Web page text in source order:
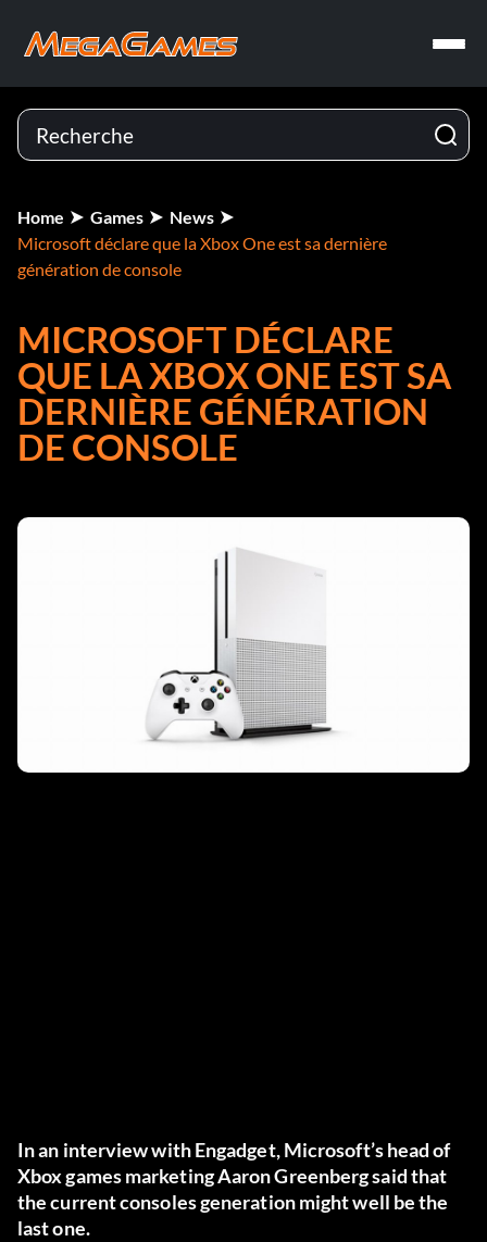
Home Games
News
Microsoft déclare que la Xbox One est sa dernière
génération de console
MICROSOFT DÉCLARE
QUE LA XBOX ONE EST SA
DERNIÈRE GÉNÉRATION
DE CONSOLE
In an interview with Engadget, Microsoft’s head of
Xbox games marketing Aaron Greenberg said that
the current consoles generation might well be the
last one.